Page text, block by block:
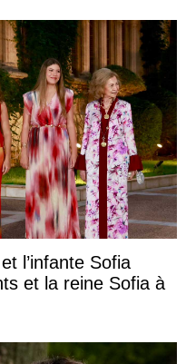
l’infante Sofia
et la reine Sofia à